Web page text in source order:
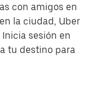
con amigos en
la ciudad, Uber
sesión en
tu destino para